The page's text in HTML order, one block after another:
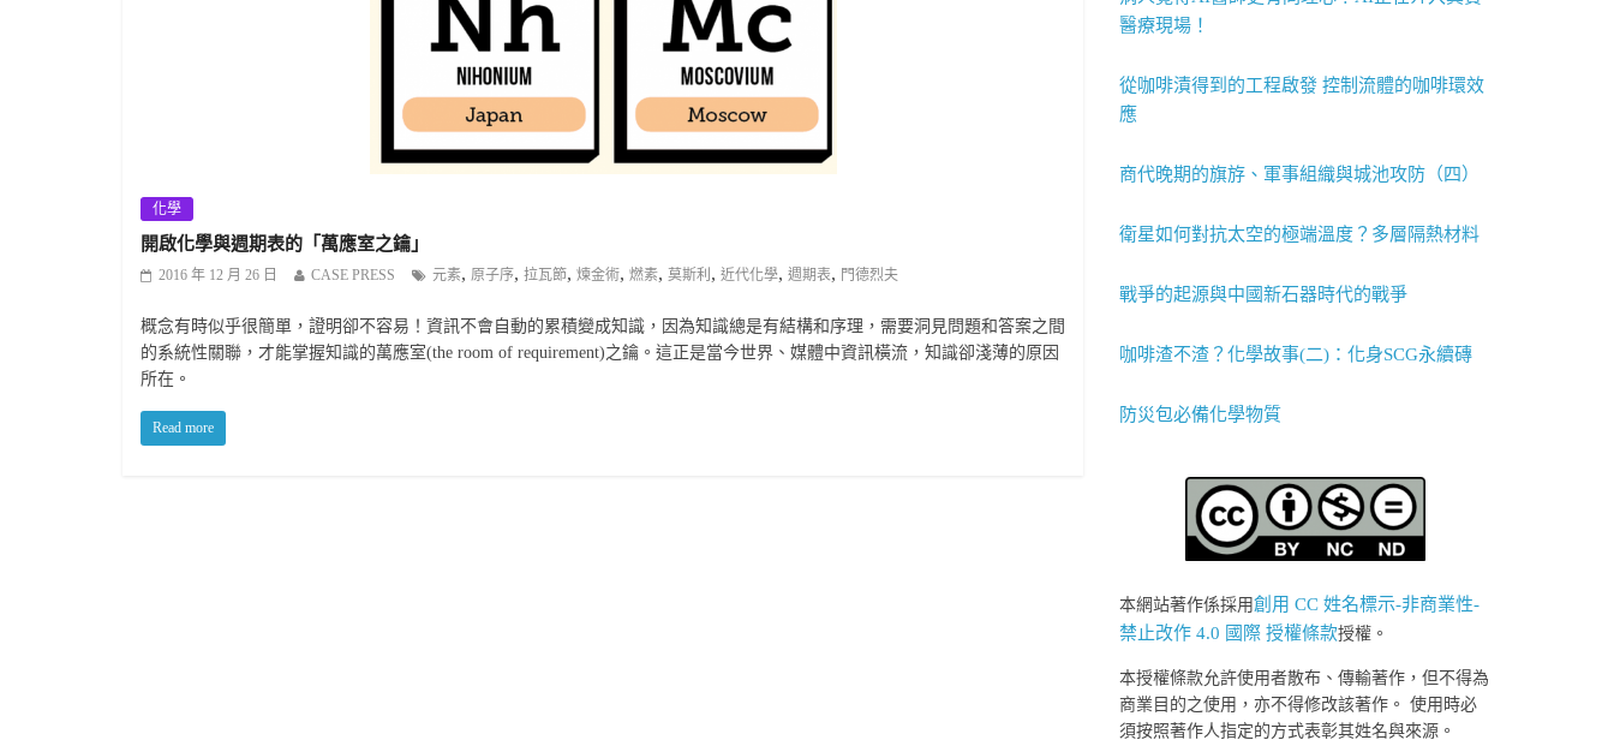
化學
開啟化學與週期表的「萬應室之鑰」
2016 年 12 月 26 日 CASE PRESS 元素, 原子序, 拉瓦節, 煉金術, 燃素, 莫斯利 , 近代化學, 週期表, 門德烈夫
概念有時似乎很簡單，證明卻不容易！資訊不會自動的累積變成知識，因為知識總是有結構和序理，需要洞見問題和答案之間
的系統性關聯，才能掌握知識的萬應室(the room of requirement)之鑰。這正是當今世界、媒體中資訊橫流，知識卻淺薄的原因
所在。
Read more
醫療現場！
從咖啡漬得到的工程啟發 控制流體的咖啡環效
應
商代晚期的旗斿、軍事組織與城池攻防（四）
衛星如何對抗太空的極端溫度？多層隔熱材料
戰爭的起源與中國新石器時代的戰爭
咖啡渣不渣？化學故事(二)：化身SCG永續磚
防災包必備化學物質
本網站著作係採用創用 CC 姓名標示-非商業性-
禁止改作 4.0 國際 授權條款授權。
本授權條款允許使用者散布、傳輸著作，但不得為
商業目的之使用，亦不得修改該著作。 使用時必
須按照著作人指定的方式表彰其姓名與來源。